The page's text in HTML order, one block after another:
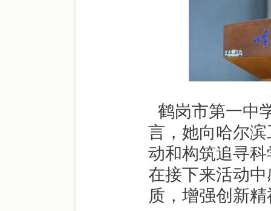
鹤岗市第一中
言，她向哈尔
动和构筑追寻
在接下来活动
质，增强创新